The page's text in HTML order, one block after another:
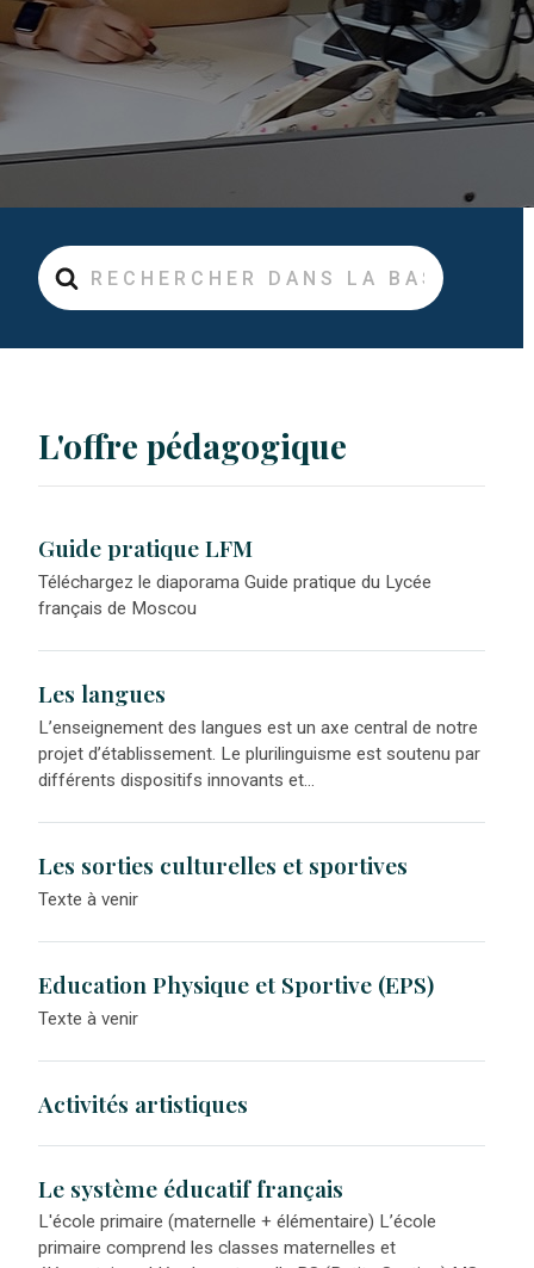
Rechercher
L'offre pédagogique
Guide pratique LFM
Téléchargez le diaporama Guide pratique du Lycée
français de Moscou
Les langues
L’enseignement des langues est un axe central de notre
projet d’établissement. Le plurilinguisme est soutenu par
différents dispositifs innovants et...
Les sorties culturelles et sportives
Texte à venir
Education Physique et Sportive (EPS)
Texte à venir
Activités artistiques
Le système éducatif français
L'école primaire (maternelle + élémentaire) L’école
primaire comprend les classes maternelles et